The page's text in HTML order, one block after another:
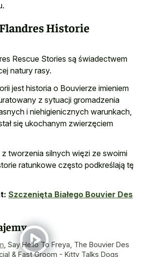
Historie
Rescue Stories są świadectwem
natury rasy.
jest historia o Bouvierze imieniem
z sytuacji gromadzenia
i niehigienicznych warunkach,
się ukochanym zwierzęciem
tworzenia silnych więzi ze swoimi
ratunkowe często podkreślają tę
Szczenięta Białego Bouvier Des
Say Hello To Freya, The Bouvier Des
& Fast Groom - Kitty Talks Dogs